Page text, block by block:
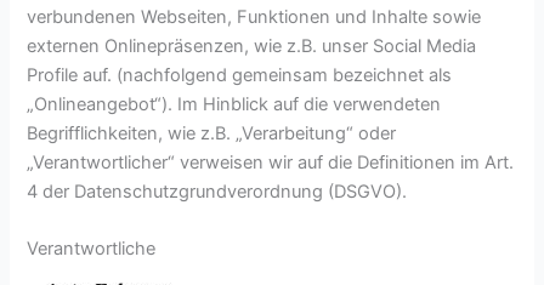
verbundenen Webseiten, Funktionen und Inhalte sowie
externen Onlinepräsenzen, wie z.B. unser Social Media
Profile auf. (nachfolgend gemeinsam bezeichnet als
„Onlineangebot“). Im Hinblick auf die verwendeten
Begrifflichkeiten, wie z.B. „Verarbeitung“ oder
„Verantwortlicher“ verweisen wir auf die Definitionen im Art.
4 der Datenschutzgrundverordnung (DSGVO).
Verantwortliche